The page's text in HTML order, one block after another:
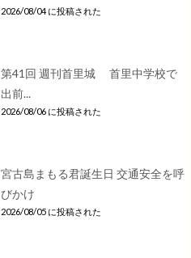
2026/08/04 に投稿された
第41回 週刊首里城 首里中学校で
出前...
2026/08/06 に投稿された
宮古島まもる君誕生日 交通安全を呼
びかけ
2026/08/05 に投稿された